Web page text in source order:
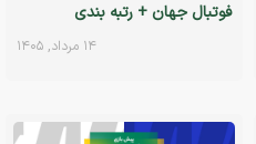
فوتبال جهان + رتبه بندی
۱۴ مرداد, ۱۴۰۵